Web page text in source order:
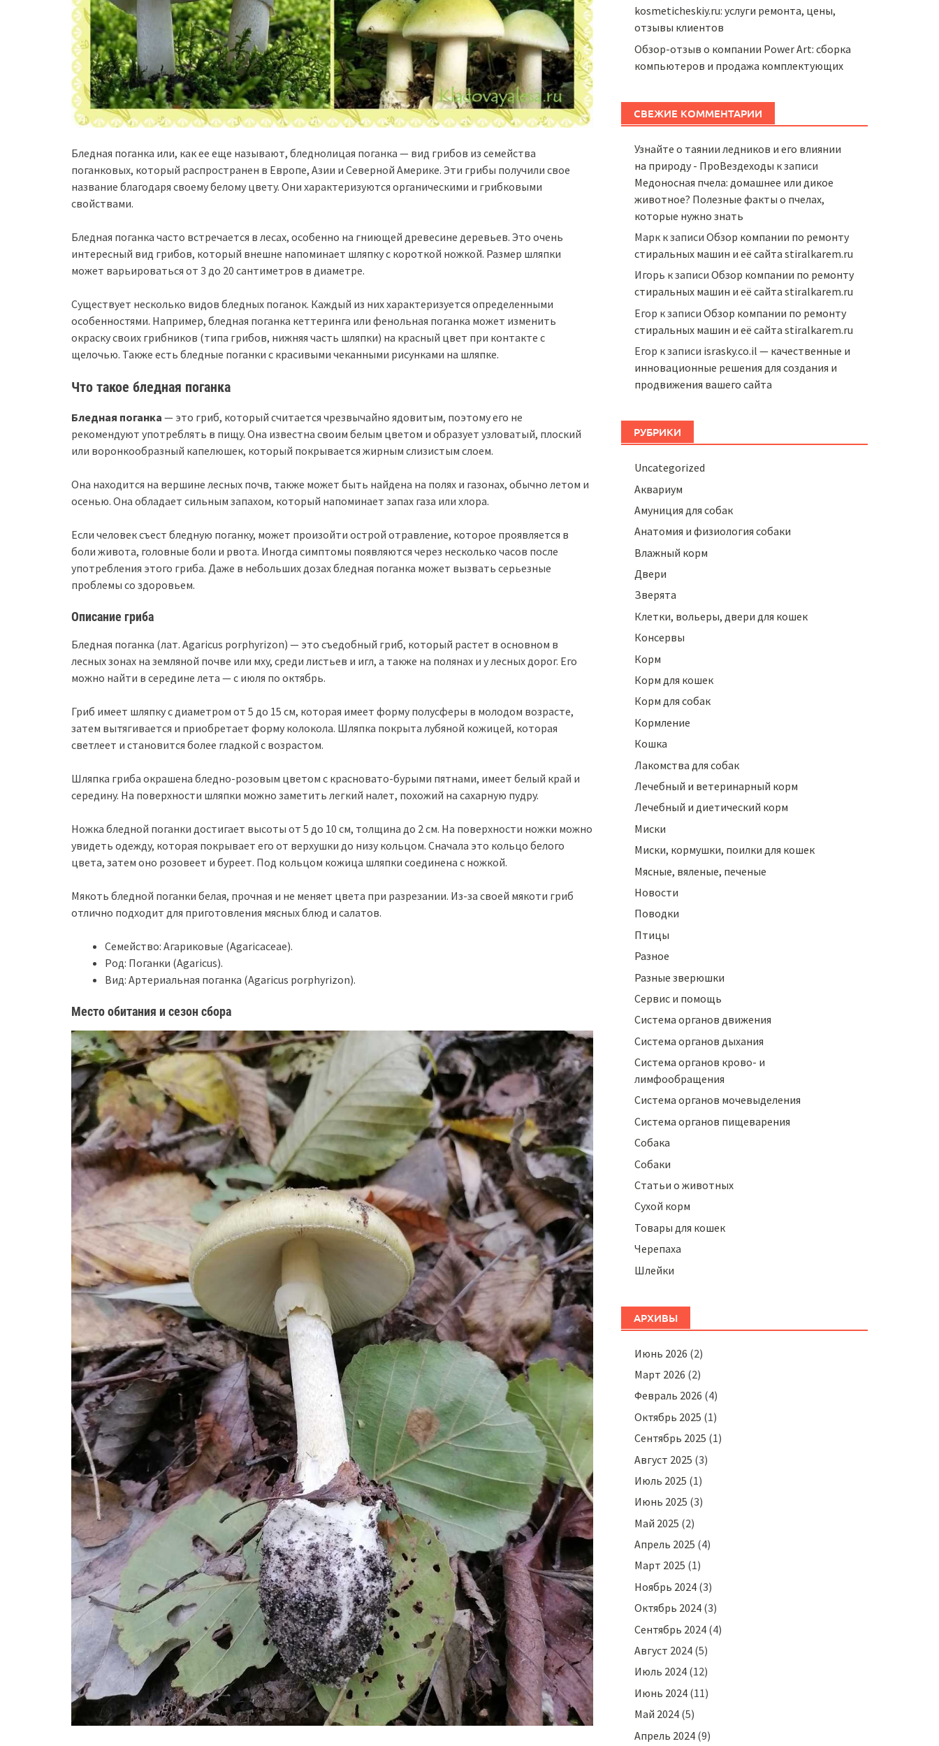
Бледная поганка или, как ее еще называют, бледнолицая поганка — вид грибов из семейства
поганковых, который распространен в Европе, Азии и Северной Америке. Эти грибы получили свое
название благодаря своему белому цвету. Они характеризуются органическими и грибковыми
свойствами.
Бледная поганка часто встречается в лесах, особенно на гниющей древесине деревьев. Это очень
интересный вид грибов, который внешне напоминает шляпку с короткой ножкой. Размер шляпки
может варьироваться от 3 до 20 сантиметров в диаметре.
Существует несколько видов бледных поганок. Каждый из них характеризуется определенными
особенностями. Например, бледная поганка кеттеринга или фенольная поганка может изменить
окраску своих грибников (типа грибов, нижняя часть шляпки) на красный цвет при контакте с
щелочью. Также есть бледные поганки с красивыми чеканными рисунками на шляпке.
Что такое бледная поганка
Бледная поганка — это гриб, который считается чрезвычайно ядовитым, поэтому его не
рекомендуют употреблять в пищу. Она известна своим белым цветом и образует узловатый, плоский
или воронкообразный капелюшек, который покрывается жирным слизистым слоем.
Она находится на вершине лесных почв, также может быть найдена на полях и газонах, обычно летом и
осенью. Она обладает сильным запахом, который напоминает запах газа или хлора.
Если человек съест бледную поганку, может произойти острой отравление, которое проявляется в
боли живота, головные боли и рвота. Иногда симптомы появляются через несколько часов после
употребления этого гриба. Даже в небольших дозах бледная поганка может вызвать серьезные
проблемы со здоровьем.
Описание гриба
Бледная поганка (лат. Agaricus porphyrizon) — это съедобный гриб, который растет в основном в
лесных зонах на земляной почве или мху, среди листьев и игл, а также на полянах и у лесных дорог. Его
можно найти в середине лета — с июля по октябрь.
Гриб имеет шляпку с диаметром от 5 до 15 см, которая имеет форму полусферы в молодом возрасте,
затем вытягивается и приобретает форму колокола. Шляпка покрыта лубяной кожицей, которая
светлеет и становится более гладкой с возрастом.
Шляпка гриба окрашена бледно-розовым цветом с красновато-бурыми пятнами, имеет белый край и
середину. На поверхности шляпки можно заметить легкий налет, похожий на сахарную пудру.
Ножка бледной поганки достигает высоты от 5 до 10 см, толщина до 2 см. На поверхности ножки можно
увидеть одежду, которая покрывает его от верхушки до низу кольцом. Сначала это кольцо белого
цвета, затем оно розовеет и буреет. Под кольцом кожица шляпки соединена с ножкой.
Мякоть бледной поганки белая, прочная и не меняет цвета при разрезании. Из-за своей мякоти гриб
отлично подходит для приготовления мясных блюд и салатов.
Семейство: Агариковые (Agaricaceae).
Род: Поганки (Agaricus).
Вид: Артериальная поганка (Agaricus porphyrizon).
Место обитания и сезон сбора
kosmeticheskiy.ru: услуги ремонта, цены,
отзывы клиентов
Обзор-отзыв о компании Power Art: сборка
компьютеров и продажа комплектующих
СВЕЖИЕ КОММЕНТАРИИ
Узнайте о таянии ледников и его влиянии
на природу - ПроВездеходы к записи
Медоносная пчела: домашнее или дикое
животное? Полезные факты о пчелах,
которые нужно знать
Маркк записи Обзор компании по ремонту
стиральных машин и её сайта stiralkarem.ru
Игорь к записи Обзор компании по ремонту
стиральных машин и её сайта stiralkarem.ru
Егор к записи Обзор компании по ремонту
стиральных машин и её сайта stiralkarem.ru
Егор к записи israsky.co.il — качественные и
инновационные решения для создания и
продвижения вашего сайта
РУБРИКИ
Uncategorized
Аквариум
Амуниция для собак
Анатомия и физиология собаки
Влажный корм
Двери
Зверята
Клетки, вольеры, двери для кошек
Консервы
Корм
Корм для кошек
Корм для собак
Кормление
Кошка
Лакомства для собак
Лечебный и ветеринарный корм
Лечебный и диетический корм
Миски
Миски, кормушки, поилки для кошек
Мясные, вяленые, печеные
Новости
Поводки
Птицы
Разное
Разные зверюшки
Сервис и помощь
Система органов движения
Система органов дыхания
Система органов крово- и
лимфообращения
Система органов мочевыделения
Система органов пищеварения
Собака
Собаки
Статьи о животных
Сухой корм
Товары для кошек
Черепаха
Шлейки
АРХИВЫ
Июнь 2026 (2)
Март 2026 (2)
Февраль 2026 (4)
Октябрь 2025 (1)
Сентябрь 2025 (1)
Август 2025 (3)
Июль 2025 (1)
Июнь 2025 (3)
Май 2025 (2)
Апрель 2025 (4)
Март 2025 (1)
Ноябрь 2024(3)
Октябрь 2024(3)
Сентябрь 2024(4)
Август 2024(5)
Июль 2024(12)
Июнь 2024(11)
Май 2024(5)
Апрель 2024(9)